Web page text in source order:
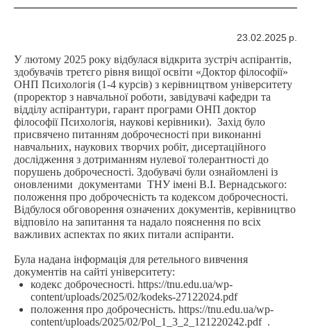
23.02.2025 р.
У лютому 2025 року відбулася відкрита зустріч аспірантів,
здобувачів третєго рівня вищої освіти «Доктор філософії»
ОНП Психологія (1-4 курсів) з керівництвом університету
(проректор з навчальної роботи, завідувачі кафедри та
відділу аспірантури, гарант програми ОНП доктор
філософії Психологія, наукові керівники). Захід було
присвячено питанням доброчесності при виконанні
навчальних, наукових творчих робіт, дисертаційного
дослідження з дотриманням нулевої толерантності до
порушень доброчесності. Здобувачі були ознайомлені із
оновленими документами ТНУ імені В.І. Вернадського:
положення про доброчесність та кодексом доброчесності.
Відбулося обговорення означених документів, керівництво
відповіло на запитання та надало пояснення по всіх
важливих аспектах по яких питали аспіранти.
Була надана інформація для ретельного вивчення
документів на сайті університету:
кодекс доброчесності. https://tnu.edu.ua/wp-
content/uploads/2025/02/kodeks-27122024.pdf
положення про доброчесність. https://tnu.edu.ua/wp-
content/uploads/2025/02/Pol_1_3_2_121220242.pdf.